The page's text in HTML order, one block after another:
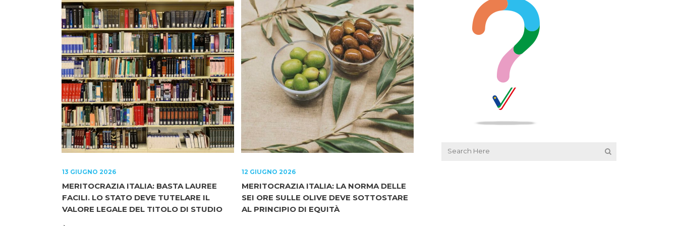
13 GIUGNO 2026
MERITOCRAZIA ITALIA: BASTA LAUREE
FACILI. LO STATO DEVE TUTELARE IL
VALORE LEGALE DEL TITOLO DI STUDIO
12 GIUGNO 2026
MERITOCRAZIA ITALIA: LA NORMA DELLE
SEI ORE SULLE OLIVE DEVE SOTTOSTARE
AL PRINCIPIO DI EQUITÀ